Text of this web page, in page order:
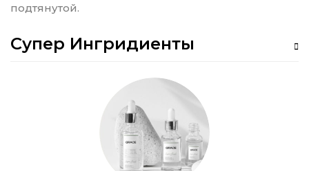
подтянутой.
Супер Ингридиенты